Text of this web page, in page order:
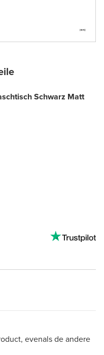
Schwarz Matt
evenals de andere